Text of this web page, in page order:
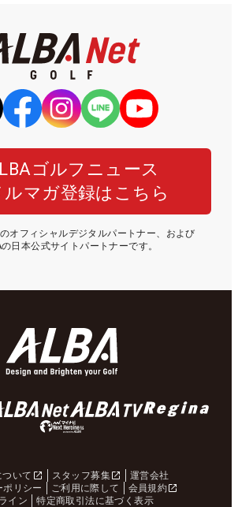
ゴルフニュース
ルマガ登録はこちら
オフィシャルデジタルパートナー、および
の日本公式サイトパートナーです。
いて スタッフ募集
運営会社
ポリシー
ご利用に際して
会員規約
イン
特定商取引法に基づく表示